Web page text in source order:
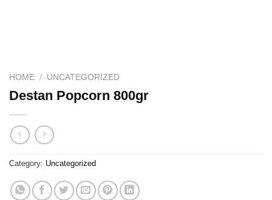
HOME / UNCATEGORIZED
Destan Popcorn 800gr
Category: Uncategorized